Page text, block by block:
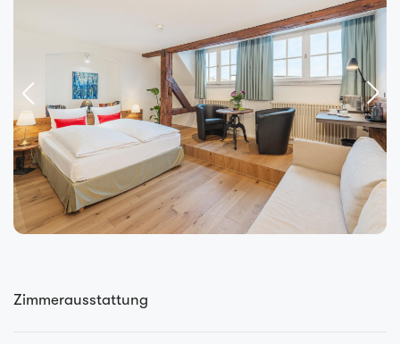
Zimmerausstattung